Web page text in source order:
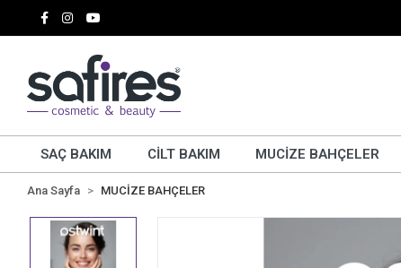
SAÇ BAKIM CİLT BAKIM MUCİZE BAHÇELER
Ana Sayfa MUCİZE BAHÇELER